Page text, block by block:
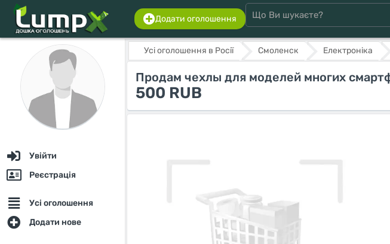
Додати оголошення
Увійти
Реєстрація
Усі оголошення
Додати нове
Усі оголошення в Росії Смоленск Електроніка
Продам чехлы для моделей многих
500 RUB